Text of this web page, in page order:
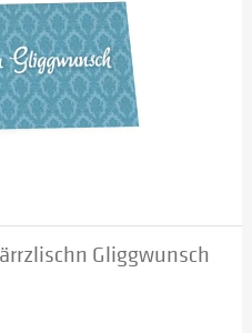
Gliggwunsch